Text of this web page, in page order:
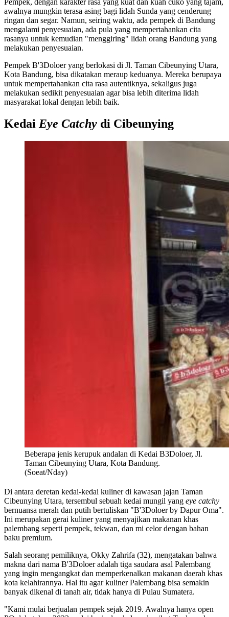
Pempek, dengan karakter rasa yang kuat dan kuah cuko yang tajam,
awalnya mungkin terasa asing bagi lidah Sunda yang cenderung
ringan dan segar. Namun, seiring waktu, ada pempek di Bandung
mengalami penyesuaian, ada pula yang mempertahankan cita
rasanya untuk kemudian "menggiring" lidah orang Bandung yang
melakukan penyesuaian.
Pempek B'3Doloer yang berlokasi di Jl. Taman Cibeunying Utara,
Kota Bandung, bisa dikatakan meraup keduanya. Mereka berupaya
untuk mempertahankan cita rasa autentiknya, sekaligus juga
melakukan sedikit penyesuaian agar bisa lebih diterima lidah
masyarakat lokal dengan lebih baik.
Kedai Eye Catchy di Cibeunying
Beberapa jenis kerupuk andalan di Kedai B3Doloer, Jl.
Taman Cibeunying Utara, Kota Bandung.
(Soeat/Nday)
Di antara deretan kedai-kedai kuliner di kawasan jajan Taman
Cibeunying Utara, tersembul sebuah kedai mungil yang eye catchy
bernuansa merah dan putih bertuliskan "B'3Doloer by Dapur Oma".
Ini merupakan gerai kuliner yang menyajikan makanan khas
palembang seperti pempek, tekwan, dan mi celor dengan bahan
baku premium.
Salah seorang pemiliknya, Okky Zahrifa (32), mengatakan bahwa
makna dari nama B'3Doloer adalah tiga saudara asal Palembang
yang ingin mengangkat dan memperkenalkan makanan daerah khas
kota kelahirannya. Hal itu agar kuliner Palembang bisa semakin
banyak dikenal di tanah air, tidak hanya di Pulau Sumatera.
"Kami mulai berjualan pempek sejak 2019. Awalnya hanya open